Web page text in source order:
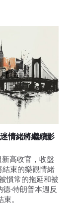
情緒將繼續影
高收官，收盤
結束的樂觀情緒
慣常的拖延和被
-特朗普本週反
。